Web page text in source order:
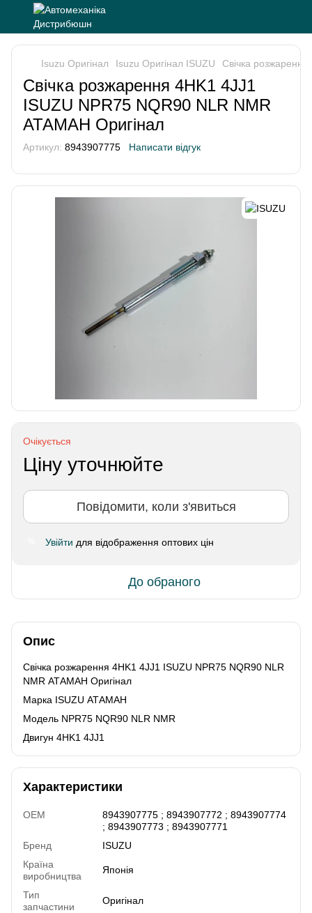
Isuzu Оригінал Isuzu Оригінал ISUZU Свічка
Свічка розжарення 4HK1 4JJ1
ISUZU NPR75 NQR90 NLR NMR
АТАМАН Оригінал
Артикул: 8943907775 Написати відгук
Очікується
Ціну уточнюйте
Повідомити, коли з'явиться
Увійти для відображення оптових цін
До обраного
Опис
Свічка розжарення 4HK1 4JJ1 ISUZU NPR75 NQR90 NLR
NMR АТАМАН Оригінал
Марка ISUZU АТАМАН
Модель NPR75 NQR90 NLR NMR
Двигун 4HK1 4JJ1
Характеристики
OEM
8943907775 ; 8943907772 ; 8943907774
; 8943907773 ; 8943907771
Бренд
ISUZU
Країна
виробництва
Японія
Тип
запчастини
Оригінал